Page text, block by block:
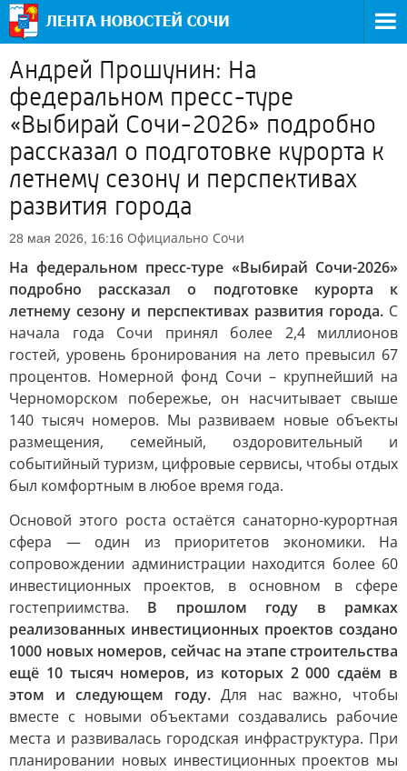
Андрей Прошунин: На
федеральном пресс-туре
«Выбирай Сочи-2026» подробно
рассказал о подготовке курорта к
летнему сезону и перспективах
развития города
28 мая 2026, 16:16 Официально Сочи
На федеральном пресс-туре «Выбирай Сочи-2026»
подробно рассказал о подготовке курорта к
летнему сезону и перспективах развития города. С
начала года Сочи принял более 2,4 миллионов
гостей, уровень бронирования на лето превысил 67
процентов. Номерной фонд Сочи – крупнейший на
Черноморском побережье, он насчитывает свыше
140 тысяч номеров. Мы развиваем новые объекты
размещения, семейный, оздоровительный и
событийный туризм, цифровые сервисы, чтобы отдых
был комфортным в любое время года.
Основой этого роста остаётся санаторно-курортная
сфера — один из приоритетов экономики. На
сопровождении администрации находится более 60
инвестиционных проектов, в основном в сфере
гостеприимства. В прошлом году в рамках
реализованных инвестиционных проектов создано
1000 новых номеров, сейчас на этапе строительства
ещё 10 тысяч номеров, из которых 2 000 сдаём в
этом и следующем году.Для нас важно, чтобы
вместе с новыми объектами создавались рабочие
места и развивалась городская инфраструктура. При
планировании новых инвестиционных проектов мы